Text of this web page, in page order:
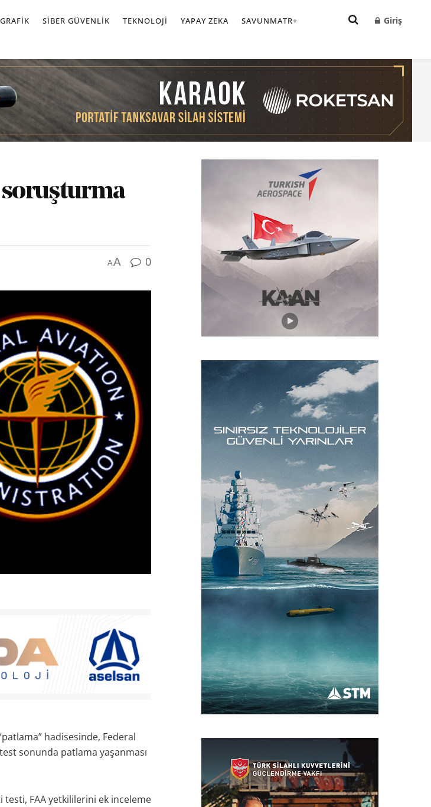
SIBER GÜVENLIK TEKNOLOJI YAPAY ZEKA SAVUNMATR+ Giriş
soruşturma
AA 0
hadisesinde, Federal
test sonunda patlama yaşanması
testi, FAA yetkililerini ek inceleme